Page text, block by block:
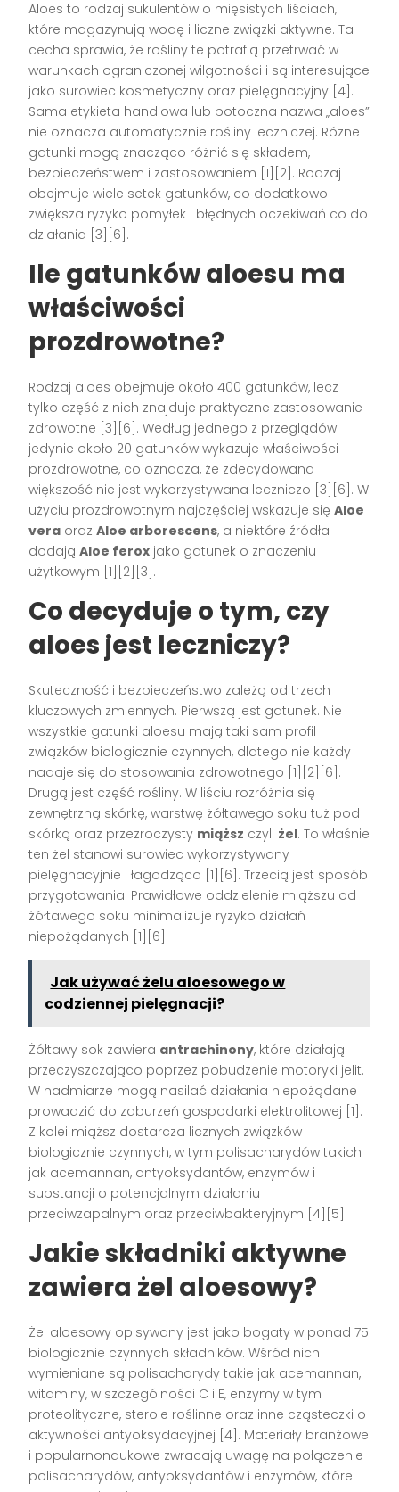
Aloes to rodzaj sukulentów o mięsistych liściach,
które magazynują wodę i liczne związki aktywne. Ta
cecha sprawia, że rośliny te potrafią przetrwać w
warunkach ograniczonej wilgotności i są interesujące
jako surowiec kosmetyczny oraz pielęgnacyjny [4].
Sama etykieta handlowa lub potoczna nazwa „aloes”
nie oznacza automatycznie rośliny leczniczej. Różne
gatunki mogą znacząco różnić się składem,
bezpieczeństwem i zastosowaniem [1][2]. Rodzaj
obejmuje wiele setek gatunków, co dodatkowo
zwiększa ryzyko pomyłek i błędnych oczekiwań co do
działania [3][6].
Ile gatunków aloesu ma
właściwości
prozdrowotne?
Rodzaj aloes obejmuje około 400 gatunków, lecz
tylko część z nich znajduje praktyczne zastosowanie
zdrowotne [3][6]. Według jednego z przeglądów
jedynie około 20 gatunków wykazuje właściwości
prozdrowotne, co oznacza, że zdecydowana
większość nie jest wykorzystywana leczniczo [3][6]. W
użyciu prozdrowotnym najczęściej wskazuje sięAloe
vera orazAloe arborescens, a niektóre źródła
dodająAloe ferox jako gatunek o znaczeniu
użytkowym [1][2][3].
Co decyduje o tym, czy
aloes jest leczniczy?
Skuteczność i bezpieczeństwo zależą od trzech
kluczowych zmiennych. Pierwszą jest gatunek. Nie
wszystkie gatunki aloesu mają taki sam profil
związków biologicznie czynnych, dlatego nie każdy
nadaje się do stosowania zdrowotnego [1][2][6].
Drugą jest część rośliny. W liściu rozróżnia się
zewnętrzną skórkę, warstwę żółtawego soku tuż pod
skórką oraz przezroczysty miąższ czyli żel. To właśnie
ten żel stanowi surowiec wykorzystywany
pielęgnacyjnie i łagodząco [1][6]. Trzecią jest sposób
przygotowania. Prawidłowe oddzielenie miąższu od
żółtawego soku minimalizuje ryzyko działań
niepożądanych [1][6].
Jak używać żelu aloesowego w
codziennej pielęgnacji?
Żółtawy sok zawiera antrachinony, które działają
przeczyszczająco poprzez pobudzenie motoryki jelit.
W nadmiarze mogą nasilać działania niepożądane i
prowadzić do zaburzeń gospodarki elektrolitowej [1].
Z kolei miąższ dostarcza licznych związków
biologicznie czynnych, w tym polisacharydów takich
jak acemannan, antyoksydantów, enzymów i
substancji o potencjalnym działaniu
przeciwzapalnym oraz przeciwbakteryjnym [4][5].
Jakie składniki aktywne
zawiera żel aloesowy?
Żel aloesowy opisywany jest jako bogaty w ponad 75
biologicznie czynnych składników. Wśród nich
wymieniane są polisacharydy takie jak acemannan,
witaminy, w szczególności C i E, enzymy w tym
proteolityczne, sterole roślinne oraz inne cząsteczki o
aktywności antyoksydacyjnej [4]. Materiały branżowe
i popularnonaukowe zwracają uwagę na połączenie
polisacharydów, antyoksydantów i enzymów, które